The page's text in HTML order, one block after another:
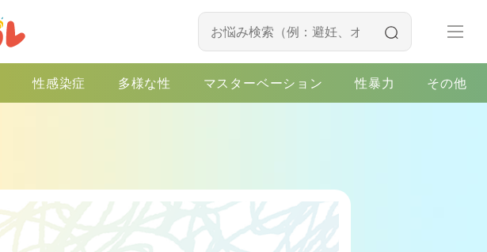
性感染症 多様な性 マスターベーション 性暴力 その他